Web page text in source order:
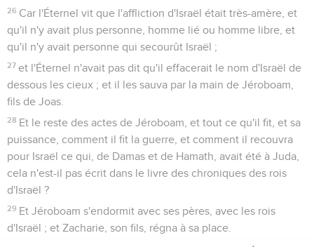
26 Car l'Éternel vit que l'affliction d'Israël était très-amère, et
qu'il n'y avait plus personne, homme lié ou homme libre, et
qu'il n'y avait personne qui secourût Israël ;
27 et l'Éternel n'avait pas dit qu'il effacerait le nom d'Israël de
dessous les cieux ; et il les sauva par la main de Jéroboam,
fils de Joas.
28 Et le reste des actes de Jéroboam, et tout ce qu'il fit, et sa
puissance, comment il fit la guerre, et comment il recouvra
pour Israël ce qui, de Damas et de Hamath, avait été à Juda,
cela n'est-il pas écrit dans le livre des chroniques des rois
d'Israël ?
29 Et Jéroboam s'endormit avec ses pères, avec les rois
d'Israël ; et Zacharie, son fils, régna à sa place.